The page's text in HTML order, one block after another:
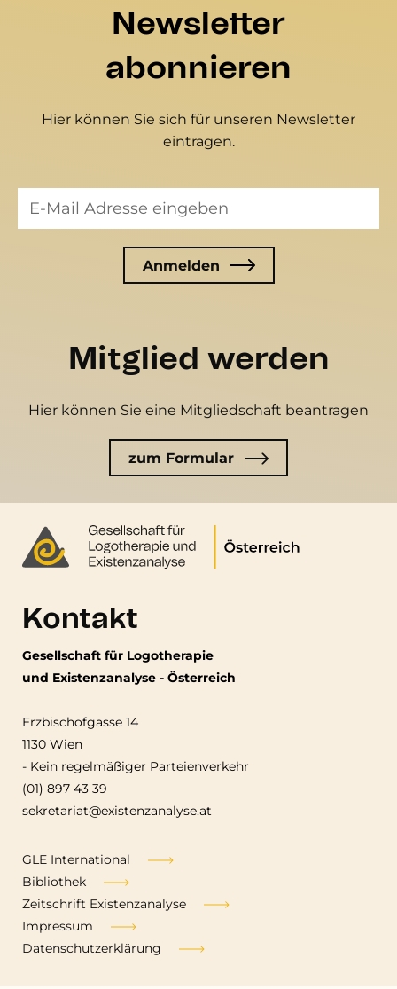
Newsletter
abonnieren
Hier können Sie sich für unseren Newsletter
eintragen.
Mitglied werden
Hier können Sie eine Mitgliedschaft beantragen
zum Formular
Kontakt
Gesellschaft für Logotherapie
und Existenzanalyse - Österreich
Erzbischofgasse 14
1130 Wien
- Kein regelmäßiger Parteienverkehr
(01) 897 43 39
sekretariat@existenzanalyse.at
GLE International
Bibliothek
Zeitschrift Existenzanalyse
Impressum
Datenschutzerklärung